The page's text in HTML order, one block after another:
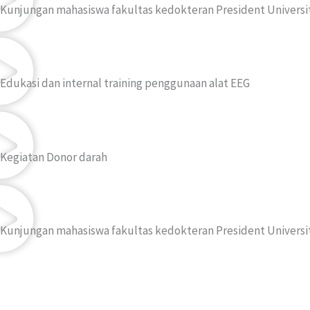
Kunjungan mahasiswa fakultas kedokteran President
Edukasi dan internal training penggunaan alat EEG
Kegiatan Donor darah
Kunjungan mahasiswa fakultas kedokteran President